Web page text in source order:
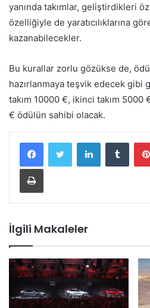
yanında takımlar, geliştirdikleri
özelliğiyle de yaratıcılıklarına
kazanabilecekler.
Bu kurallar zorlu gözükse de,
hazırlanmaya teşvik edecek gibi
takım 10000 €, ikinci takım 5000
€ ödülün sahibi olacak.
İlgili Makaleler